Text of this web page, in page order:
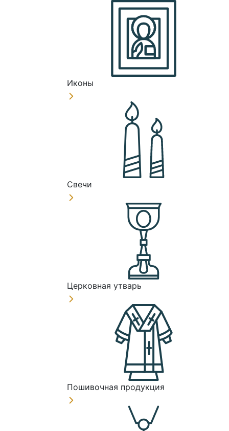
Иконы
Свечи
Церковная утварь
Пошивочная продукция